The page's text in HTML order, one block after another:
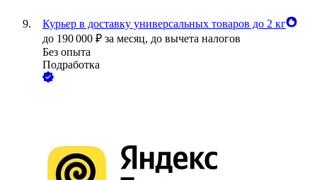
Курьер в доставку универсальных товаров до 2 кг
до 190 000 ₽ за месяц, до вычета налогов
Без опыта
Подработка